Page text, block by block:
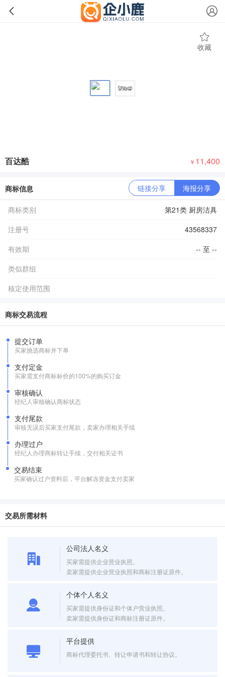
收藏
百达酷 ￥ 11,400
商标信息 链接分享 海报分享
商标类别
第21类 厨房洁具
注册号
43568337
有效期
-- 至 --
类似群组
核定使用范围
商标交易流程
提交订单
买家挑选商标并下单
支付定金
买家需支付商标标价的100%的购买订金
审核确认
经纪人审核确认商标状态
支付尾款
审核无误后买家支付尾款，卖家办理相关手续
办理过户
经纪人办理商标转让手续，交付相关证书
交易结束
买家确认过户资料后，平台解冻资金支付卖家
交易所需材料
公司法人名义
买家需提供企业营业执照。
卖家需提供企业营业执照和商标注册证原件。
个体个人名义
买家需提供身份证和个体户营业执照。
卖家需提供身份证和商标注册证原件。
平台提供
商标代理委托书、转让申请书和转让协议。